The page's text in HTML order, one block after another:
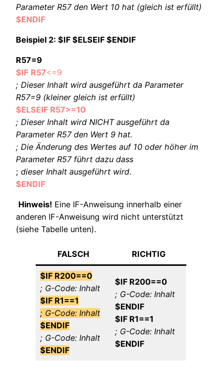
Parameter R57 den Wert 10 hat (gleich ist erfüllt)
$ENDIF
Beispiel 2: $IF $ELSEIF $ENDIF
R57=9
$IF R57<=9
; Dieser Inhalt wird ausgeführt da Parameter
R57=9 (kleiner gleich ist erfüllt)
$ELSEIF R57>=10
; Dieser Inhalt wird NICHT ausgeführt da
Parameter R57 den Wert 9 hat.
; Die Änderung des Wertes auf 10 oder höher im
Parameter R57 führt dazu dass
; dieser Inhalt ausgeführt wird.
$ENDIF
Hinweis! Eine IF-Anweisung innerhalb einer
anderen IF-Anweisung wird nicht unterstützt
(siehe Tabelle unten).
FALSCH RICHTIG
$IF R200==0
; G-Code: Inhalt
$IF R1==1
; G-Code: Inhalt
$ENDIF
; G-Code: Inhalt
$ENDIF
$IF R200==0
; G-Code: Inhalt
$ENDIF
$IF R1==1
; G-Code: Inhalt
$ENDIF